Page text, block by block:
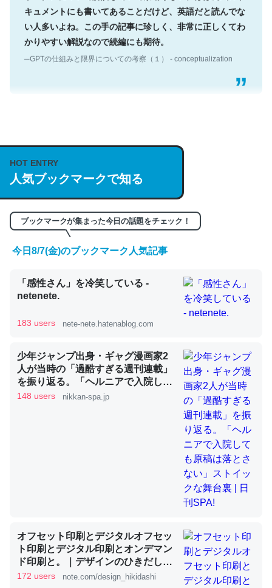
キュメントにも書いてあることだけど、英語だと読んでな
い人多いよね。この手の記事に珍しく、非常に正しくてわ
かりやすい解説なので続編にも期待。
説してる記事が少ないので貴重な良記事。/続編来た
https://isobe324649.hatenablog.com/entry/2023/03/27
/064121
─GPTの仕組みと限界についての考察（１） - conceptualization
くらい。小説でいう「ずっと前の伏線」は回収されないけ
ど、短期記憶というには多い分量。進化すればするほど分
昆虫ってカルシウム少ないのか。知らんかった。調べたら
コオロギのカルシウム分はエビの600分の1程度。
─ニュース :: 【研究発表】昆虫学の大問題＝「昆虫はなぜ海にいな
論文では「淡水はカルシウムも酸素も不足してて両方に不
利だから両方が拮抗してるのでは」とあって面白い。海に
いる鋏角類（カブトガニ・ウミグモ）はカルシウムを使わ
ずキチンを強化してる筈だが、酵素が違うのか？
HOT ENTRY
人気ブックマークで知る
ブックマークが集まった今日の話題をチェック！
今日8/7(金)のブックマーク人気記事
「感性さん」を冷笑している -
netenete.
183 users nete-nete.hatenablog.com
少年ジャンプ出身・ギャグ漫画家2
人が当時の「過酷すぎる週刊連載」
を振り返る。「ヘルニアで入院して
も原稿は落とさない」ストイックな
148 users nikkan-spa.jp
オフセット印刷とデジタルオフセッ
ト印刷とデジタル印刷とオンデマン
ド印刷と。｜デザインのひきだし
津田淳子
172 users note.com/design_hikidashi